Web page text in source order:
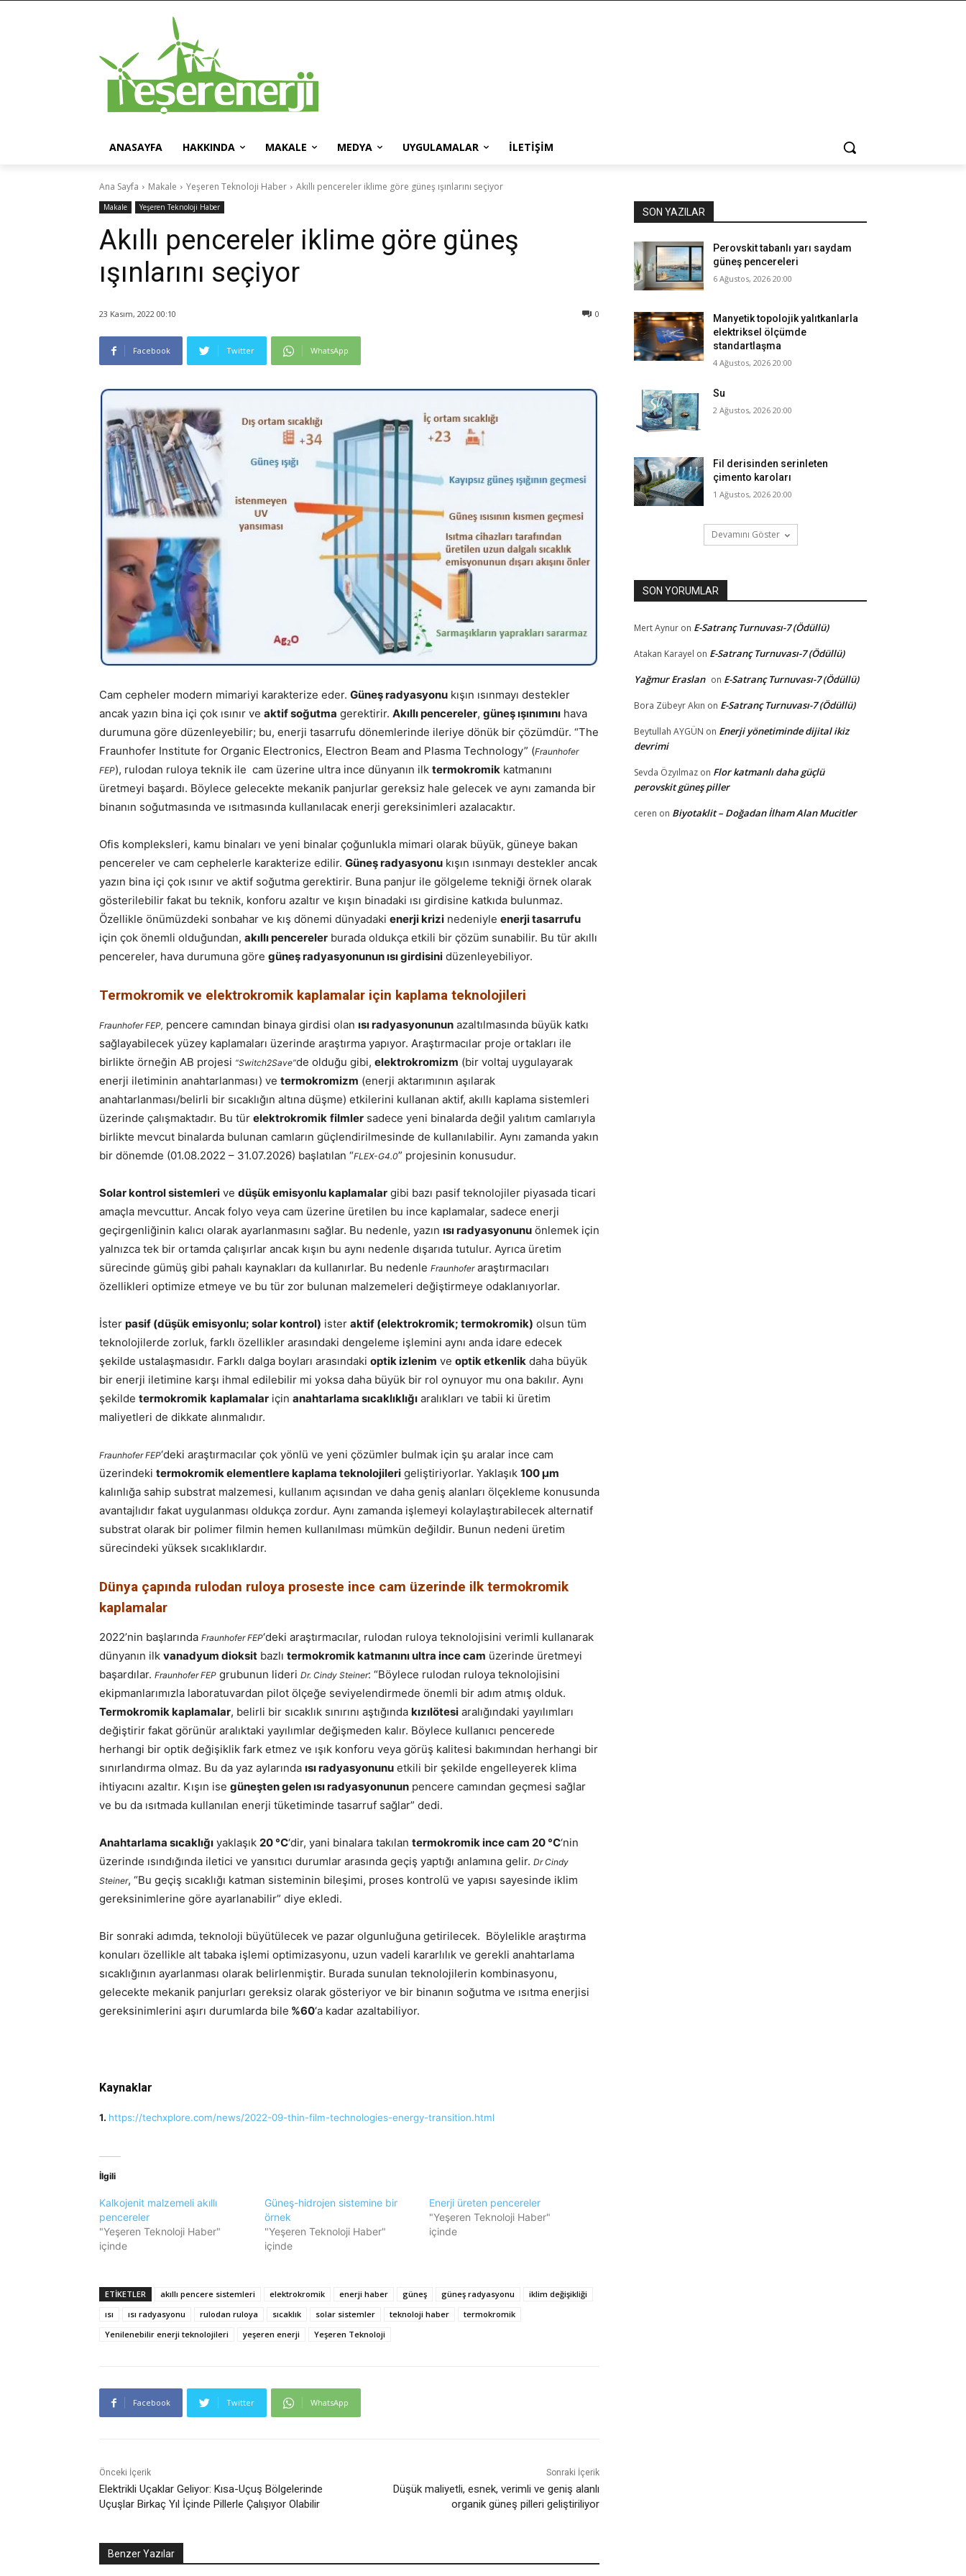
ANASAYFA HAKKINDA MAKALE MEDYA UYGULAMALAR İLETIŞIM
Ana Sayfa Makale Yeşeren Teknoloji Haber Akıllı pencereler iklime göre güneş ışınlarını seçiyor
Makale Yeşeren Teknoloji Haber
Akıllı pencereler iklime göre güneş
ışınlarını seçiyor
23 Kasım, 2022 00:10 0
Facebook Twitter WhatsApp
Cam cepheler modern mimariyi karakterize eder. Güneş radyasyonu kışın ısınmayı destekler
ancak yazın bina içi çok ısınır ve aktif soğutma gerektirir. Akıllı pencereler, güneş ışınımını hava
durumuna göre düzenleyebilir; bu, enerji tasarrufu dönemlerinde ileriye dönük bir çözümdür. “The
Fraunhofer Institute for Organic Electronics, Electron Beam and Plasma Technology” (Fraunhofer
FEP), rulodan ruloya teknik ile cam üzerine ultra ince dünyanın ilk termokromik katmanını
üretmeyi başardı. Böylece gelecekte mekanik panjurlar gereksiz hale gelecek ve aynı zamanda bir
binanın soğutmasında ve ısıtmasında kullanılacak enerji gereksinimleri azalacaktır.
Ofis kompleksleri, kamu binaları ve yeni binalar çoğunlukla mimari olarak büyük, güneye bakan
pencereler ve cam cephelerle karakterize edilir. Güneş radyasyonu kışın ısınmayı destekler ancak
yazın bina içi çok ısınır ve aktif soğutma gerektirir. Buna panjur ile gölgeleme tekniği örnek olarak
gösterilebilir fakat bu teknik, konforu azaltır ve kışın binadaki ısı girdisine katkıda bulunmaz.
Özellikle önümüzdeki sonbahar ve kış dönemi dünyadaki enerji krizi nedeniyle enerji tasarrufu
için çok önemli olduğundan, akıllı pencereler burada oldukça etkili bir çözüm sunabilir. Bu tür akıllı
pencereler, hava durumuna göre güneş radyasyonunun ısı girdisini düzenleyebiliyor.
Termokromik ve elektrokromik kaplamalar için kaplama teknolojileri
Fraunhofer FEP, pencere camından binaya girdisi olan ısı radyasyonunun azaltılmasında büyük katkı
sağlayabilecek yüzey kaplamaları üzerinde araştırma yapıyor. Araştırmacılar proje ortakları ile
birlikte örneğin AB projesi “Switch2Save”de olduğu gibi, elektrokromizm (bir voltaj uygulayarak
enerji iletiminin anahtarlanması) ve termokromizm (enerji aktarımının aşılarak
anahtarlanması/belirli bir sıcaklığın altına düşme) etkilerini kullanan aktif, akıllı kaplama sistemleri
üzerinde çalışmaktadır. Bu tür elektrokromik filmler sadece yeni binalarda değil yalıtım camlarıyla
birlikte mevcut binalarda bulunan camların güçlendirilmesinde de kullanılabilir. Aynı zamanda yakın
bir dönemde (01.08.2022 – 31.07.2026) başlatılan “FLEX-G4.0” projesinin konusudur.
Solar kontrol sistemleri ve düşük emisyonlu kaplamalar gibi bazı pasif teknolojiler piyasada ticari
amaçla mevcuttur. Ancak folyo veya cam üzerine üretilen bu ince kaplamalar, sadece enerji
geçirgenliğinin kalıcı olarak ayarlanmasını sağlar. Bu nedenle, yazın ısı radyasyonunu önlemek için
yalnızca tek bir ortamda çalışırlar ancak kışın bu aynı nedenle dışarıda tutulur. Ayrıca üretim
sürecinde gümüş gibi pahalı kaynakları da kullanırlar. Bu nedenle Fraunhoferaraştırmacıları
özellikleri optimize etmeye ve bu tür zor bulunan malzemeleri değiştirmeye odaklanıyorlar.
İster pasif (düşük emisyonlu; solar kontrol) ister aktif (elektrokromik; termokromik) olsun tüm
teknolojilerde zorluk, farklı özellikler arasındaki dengeleme işlemini aynı anda idare edecek
şekilde ustalaşmasıdır. Farklı dalga boyları arasındaki optik izlenim ve optik etkenlik daha büyük
bir enerji iletimine karşı ihmal edilebilir mi yoksa daha büyük bir rol oynuyor mu ona bakılır. Aynı
şekilde termokromik kaplamalar için anahtarlama sıcaklıklığı aralıkları ve tabii ki üretim
maliyetleri de dikkate alınmalıdır.
Fraunhofer FEP‘deki araştırmacılar çok yönlü ve yeni çözümler bulmak için şu aralar ince cam
üzerindeki termokromik elementlere kaplama teknolojileri geliştiriyorlar. Yaklaşık 100 µm
kalınlığa sahip substrat malzemesi, kullanım açısından ve daha geniş alanları ölçekleme konusunda
avantajlıdır fakat uygulanması oldukça zordur. Aynı zamanda işlemeyi kolaylaştırabilecek alternatif
substrat olarak bir polimer filmin hemen kullanılması mümkün değildir. Bunun nedeni üretim
sürecindeki yüksek sıcaklıklardır.
Dünya çapında rulodan ruloya proseste ince cam üzerinde ilk termokromik
kaplamalar
2022’nin başlarında Fraunhofer FEP‘deki araştırmacılar, rulodan ruloya teknolojisini verimli kullanarak
dünyanın ilk vanadyum dioksit bazlı termokromik katmanını ultra ince cam üzerinde üretmeyi
başardılar. Fraunhofer FEP grubunun lideri Dr. Cindy Steiner: “Böylece rulodan ruloya teknolojisini
ekipmanlarımızla laboratuvardan pilot ölçeğe seviyelendirmede önemli bir adım atmış olduk.
Termokromik kaplamalar, belirli bir sıcaklık sınırını aştığında kızılötesi aralığındaki yayılımları
değiştirir fakat görünür aralıktaki yayılımlar değişmeden kalır. Böylece kullanıcı pencerede
herhangi bir optik değişiklik fark etmez ve ışık konforu veya görüş kalitesi bakımından herhangi bir
sınırlandırma olmaz. Bu da yaz aylarında ısı radyasyonunu etkili bir şekilde engelleyerek klima
ihtiyacını azaltır. Kışın ise güneşten gelen ısı radyasyonunun pencere camından geçmesi sağlar
ve bu da ısıtmada kullanılan enerji tüketiminde tasarruf sağlar” dedi.
Anahtarlama sıcaklığı yaklaşık 20 °C‘dir, yani binalara takılan termokromik ince cam 20 °C‘nin
üzerinde ısındığında iletici ve yansıtıcı durumlar arasında geçiş yaptığı anlamına gelir. Dr Cindy
Steiner, “Bu geçiş sıcaklığı katman sisteminin bileşimi, proses kontrolü ve yapısı sayesinde iklim
gereksinimlerine göre ayarlanabilir” diye ekledi.
Bir sonraki adımda, teknoloji büyütülecek ve pazar olgunluğuna getirilecek. Böylelikle araştırma
konuları özellikle alt tabaka işlemi optimizasyonu, uzun vadeli kararlılık ve gerekli anahtarlama
sıcaklığının ayarlanması olarak belirlenmiştir. Burada sunulan teknolojilerin kombinasyonu,
gelecekte mekanik panjurları gereksiz olarak gösteriyor ve bir binanın soğutma ve ısıtma enerjisi
gereksinimlerini aşırı durumlarda bile %60‘a kadar azaltabiliyor.
Kaynaklar
1. https://techxplore.com/news/2022-09-thin-film-technologies-energy-transition.html
İlgili
Kalkojenit malzemeli akıllı
pencereler
"Yeşeren Teknoloji Haber"
içinde
Güneş-hidrojen sistemine bir
örnek
"Yeşeren Teknoloji Haber"
içinde
Enerji üreten pencereler
"Yeşeren Teknoloji Haber"
içinde
ETIKETLER akıllı pencere sistemleri elektrokromik enerji haber güneş güneş radyasyonu
iklim değişikliği
ısı
ısı radyasyonu rulodan ruloya sıcaklık solar sistemler teknoloji haber
termokromik
Yenilenebilir enerji teknolojileri
yeşeren enerji Yeşeren Teknoloji
Facebook Twitter WhatsApp
Önceki İçerik
Elektrikli Uçaklar Geliyor: Kısa-Uçuş Bölgelerinde
Uçuşlar Birkaç Yıl İçinde Pillerle Çalışıyor Olabilir
Sonraki İçerik
Düşük maliyetli, esnek, verimli ve geniş alanlı
organik güneş pilleri geliştiriliyor
Benzer Yazılar
SON YAZILAR
Perovskit tabanlı yarı saydam
güneş pencereleri
6 Ağustos, 2026 20:00
Manyetik topolojik yalıtkanlarla
elektriksel ölçümde
standartlaşma
4 Ağustos, 2026 20:00
Su
2 Ağustos, 2026 20:00
Fil derisinden serinleten
çimento karoları
1 Ağustos, 2026 20:00
Devamını Göster
SON YORUMLAR
Mert Aynur on E-Satranç Turnuvası-7 (Ödüllü)
Atakan Karayel on E-Satranç Turnuvası-7 (Ödüllü)
Yağmur Eraslan on E-Satranç Turnuvası-7 (Ödüllü)
Bora Zübeyr Akın on E-Satranç Turnuvası-7 (Ödüllü)
Beytullah AYGÜN on Enerji yönetiminde dijital ikiz
devrimi
Sevda Özyılmaz on Flor katmanlı daha güçlü
perovskit güneş piller
ceren on Biyotaklit – Doğadan İlham Alan Mucitler